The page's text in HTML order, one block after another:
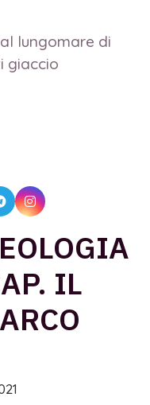
lungomare di
giaccio
IL